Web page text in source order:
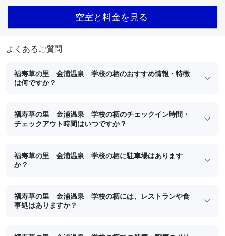
空室と料金を見る
よくあるご質問
福寿草の里 金浦温泉 学校の栖のおすすめ情報・特徴
は何ですか？
福寿草の里 金浦温泉 学校の栖のチェックイン時間・
チェックアウト時間はいつですか？
福寿草の里 金浦温泉 学校の栖に駐車場はあります
か？
福寿草の里 金浦温泉 学校の栖には、レストランや食
事処はありますか？